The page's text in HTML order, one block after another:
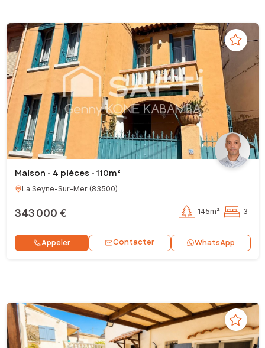
Maison - 4 pièces - 110m²
La Seyne-Sur-Mer(83500)
343 000 € 145m² 3
Appeler Contacter WhatsApp